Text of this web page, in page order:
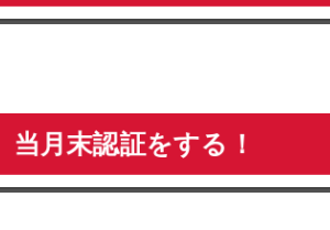
当月末認証をする！